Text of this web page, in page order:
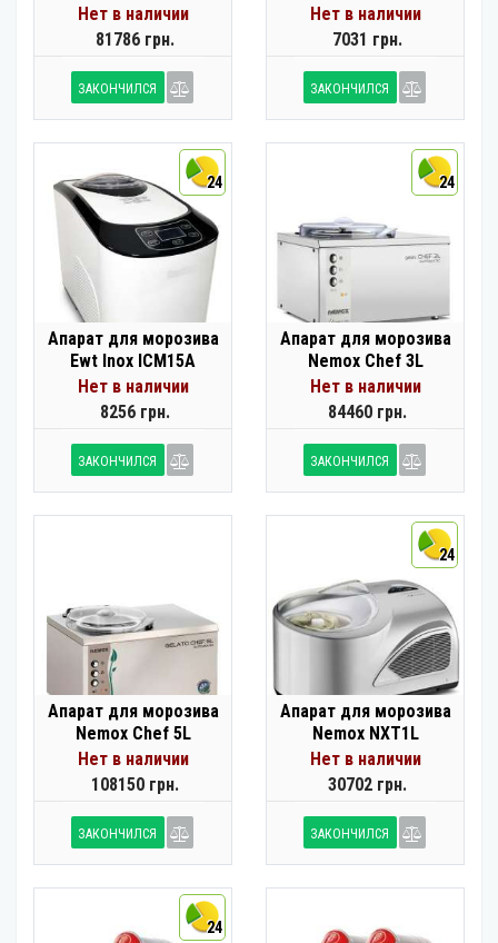
Нет в наличии
81786 грн.
ЗАКОНЧИЛСЯ
Нет в наличии
7031 грн.
ЗАКОНЧИЛСЯ
24
Апарат для морозива
Ewt Inox ICM15A
Нет в наличии
8256 грн.
ЗАКОНЧИЛСЯ
24
Апарат для морозива
Nemox Chef 3L
Нет в наличии
84460 грн.
ЗАКОНЧИЛСЯ
Апарат для морозива
Nemox Chef 5L
Нет в наличии
108150 грн.
ЗАКОНЧИЛСЯ
24
Апарат для морозива
Nemox NXT1L
Нет в наличии
30702 грн.
ЗАКОНЧИЛСЯ
24